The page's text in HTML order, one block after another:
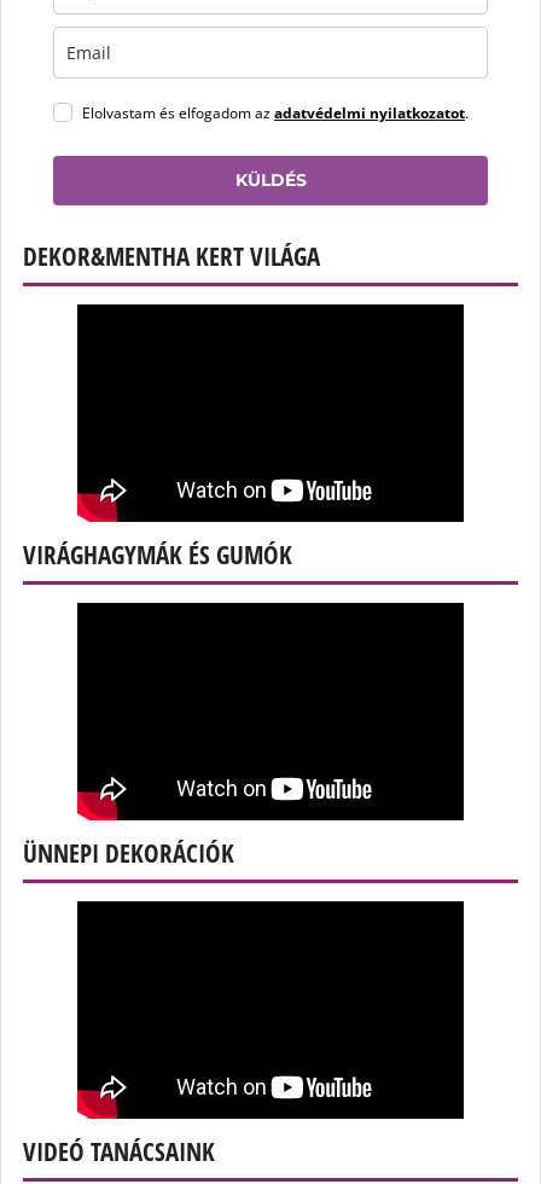
Elolvastam és elfogadom azadatvédelmi nyilatkozatot.
KÜLDÉS
DEKOR&MENTHA KERT VILÁGA
VIRÁGHAGYMÁK ÉS GUMÓK
ÜNNEPI DEKORÁCIÓK
VIDEÓ TANÁCSAINK